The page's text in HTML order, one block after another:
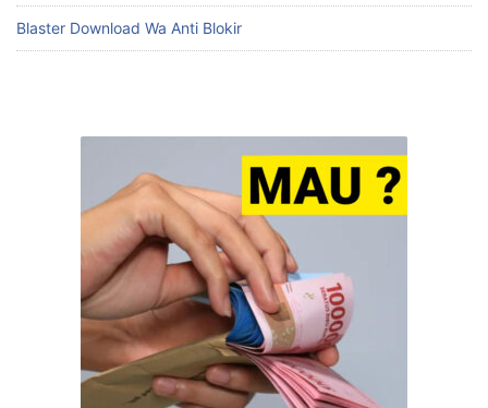
Blaster Download Wa Anti Blokir